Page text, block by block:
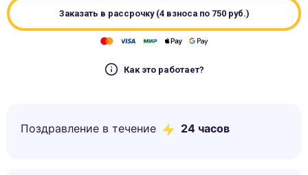
Заказать в рассрочку (4 взноса по 750руб.)
Как это работает?
Поздравление в течение 24 часов